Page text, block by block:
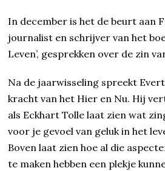
In december is het de beurt aan
journalist en schrijver van het
Leven’, gesprekken over de zin
Na de jaarwisseling spreekt
kracht van het Hier en Nu. Hij
als Eckhart Tolle laat zien wat
voor je gevoel van geluk in het
Boven laat zien hoe al die
te maken hebben een plekje